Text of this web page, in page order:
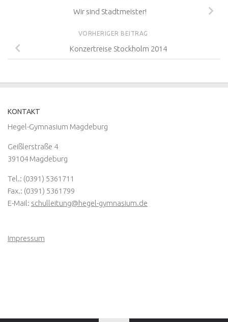
Wir sind Stadtmeister!
VORHERIGER BEITRAG
Konzertreise Stockholm 2014
KONTAKT
Hegel-Gymnasium Magdeburg
Geißlerstraße 4
39104 Magdeburg
Tel.: (0391) 5361711
Fax.: (0391) 5361799
E-Mail: schulleitung@hegel-gymnasium.de
Impressum